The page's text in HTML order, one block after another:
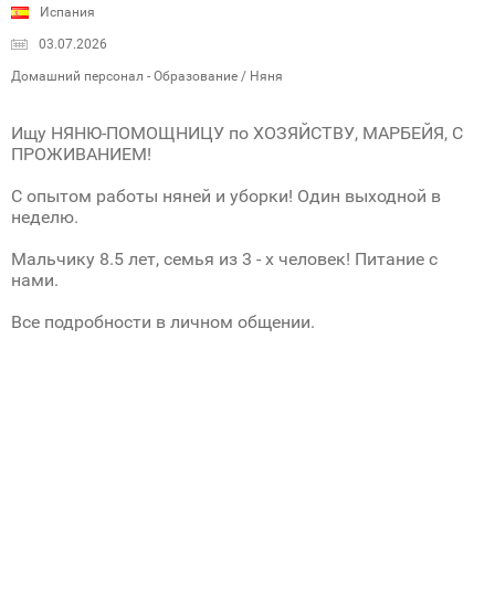
Испания
03.07.2026
Домашний персонал - Образование / Няня
Ищу НЯНЮ-ПОМОЩНИЦУ по ХОЗЯЙСТВУ, МАРБЕЙЯ, С
ПРОЖИВАНИЕМ!
С опытом работы няней и уборки! Один выходной в
неделю.
Мальчику 8.5 лет, семья из 3 - х человек! Питание с
нами.
Все подробности в личном общении.